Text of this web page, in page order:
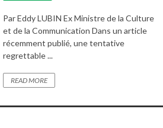
Par Eddy LUBIN Ex Ministre de la Culture
et de la Communication Dans un article
récemment publié, une tentative
regrettable ...
READ MORE